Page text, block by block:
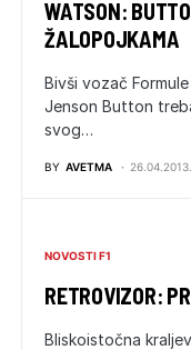
WATSON:
ŽALOPOJKAMA
Bivši vozač
Jenson Button
svog…
BY AVETMA 26.04.2013.
NOVOSTI F1
RETROVIZOR:
Bliskoistočna